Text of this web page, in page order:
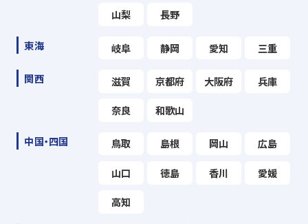
山梨 長野
東海 岐阜 静岡 愛知 三重
関西 滋賀 京都府 大阪府 兵庫
奈良 和歌山
中国・四国 鳥取 島根 岡山 広島
山口 徳島 香川 愛媛
高知